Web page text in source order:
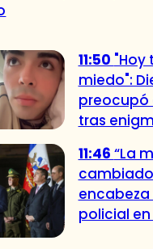
11:50 "Hoy
miedo":
preocupó
tras
11:46 “La
policial en